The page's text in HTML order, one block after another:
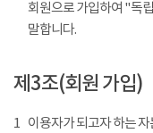
회원으로 가입하여 "독
말합니다.
제3조(회원 가입)
1 이용자가 되고자 하는